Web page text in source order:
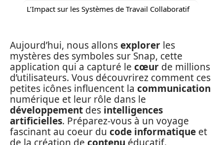
L’Impact sur les Systèmes de Travail Collaboratif
Aujourd’hui, nous allonsexplorer les
mystères des symboles sur Snap, cette
application qui a capturé le cœur de millions
d’utilisateurs. Vous découvrirez comment ces
petites icônes influencent la communication
numérique et leur rôle dans le
développement des intelligences
artificielles. Préparez-vous à un voyage
fascinant au coeur du code informatique et